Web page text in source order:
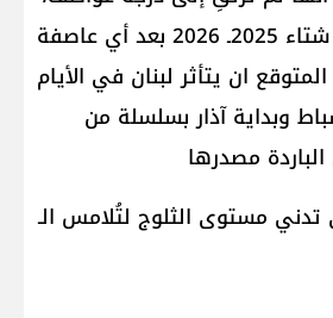
فلم يشهد موسم شتاء 2025ـ 2026 بعد أي عاصفة
ان يتأثر لبنان في الأيام
وبداية آذار بسلسلة من
مصدرها
مستوى الثلوج لتُلامس الـ